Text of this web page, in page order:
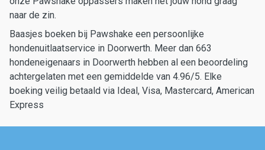
naar de zin.
Baasjes boeken bij Pawshake een persoonlijke
hondenuitlaatservice in Doorwerth. Meer dan 663
hondeneigenaars in Doorwerth hebben al een beoordeling
achtergelaten met een gemiddelde van 4.96/5. Elke
boeking veilig betaald via Ideal, Visa, Mastercard, American
Express